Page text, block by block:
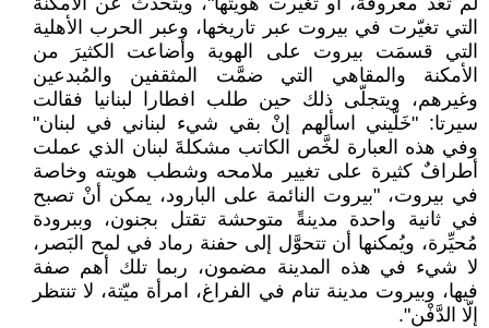
التي تغيّرت في بيروت عبر تاريخها، وعبر الحرب الأهلية
التي قسمَت بيروت على الهوية وأضاعت الكثيرَ من
الأمكنة والمقاهي التي ضمَّت المثقفين والمُبدعين
وغيرهم، ويتجلّى ذلك حين طلب افطارا لبنانيا فقالت
سيرتا: "خَلّيني اسألهم إنْ بقي شيء لبناني في لبنان"
وفي هذه العبارة لخَّص الكاتب مشكلةَ لبنان الذي عملت
أطرافٌ كثيرة على تغيير ملامحه وشطب هويته وخاصة
في بيروت، "بيروت النائمة على البارود، يمكن أنْ تصبح
في ثانية واحدة مدينةً متوحشة تقتل بجنون، وببرودة
مُحيِّرة، ويُمكنها أن تتحوَّل إلى حفنة رماد في لمح البَصر،
لا شيء في هذه المدينة مضمون، ربما تلك أهم صفة
فيها، وبيروت مدينة تنام في الفراغ، امرأة ميّتة، لا تنتظر
إلّا الدَّفْن".